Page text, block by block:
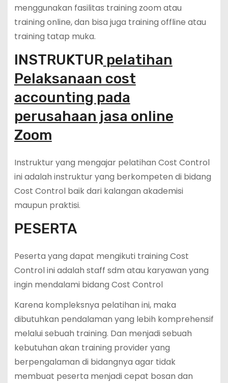
menggunakan fasilitas training zoom atau
training online, dan bisa juga training offline atau
training tatap muka.
INSTRUKTUR pelatihan
Pelaksanaan cost
accounting pada
perusahaan jasa online
Zoom
Instruktur yang mengajar pelatihan Cost Control
ini adalah instruktur yang berkompeten di bidang
Cost Control baik dari kalangan akademisi
maupun praktisi.
PESERTA
Peserta yang dapat mengikuti training Cost
Control ini adalah staff sdm atau karyawan yang
ingin mendalami bidang Cost Control
Karena kompleksnya pelatihan ini, maka
dibutuhkan pendalaman yang lebih komprehensif
melalui sebuah training. Dan menjadi sebuah
kebutuhan akan training provider yang
berpengalaman di bidangnya agar tidak
membuat peserta menjadi cepat bosan dan